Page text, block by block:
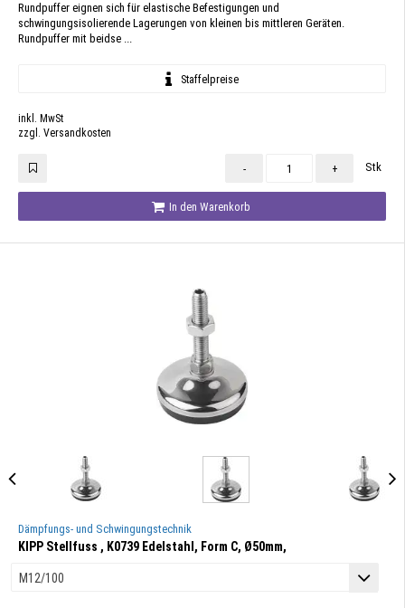
Rundpuffer eignen sich für elastische Befestigungen und
schwingungsisolierende Lagerungen von kleinen bis mittleren Geräten.
Rundpuffer mit beidse ...
Staffelpreise
inkl. MwSt
zzgl. Versandkosten
- + Stk
In den Warenkorb
Dämpfungs- und Schwingungstechnik
KIPP Stellfuss , K0739 Edelstahl, Form C, Ø50mm,